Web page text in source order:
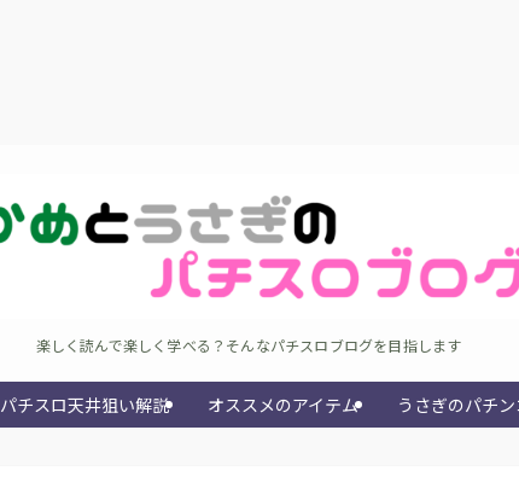
楽しく読んで楽しく学べる？そんなパチスロブログを目指します
パチスロ天井狙い解説 オススメのアイテム うさぎのパチ